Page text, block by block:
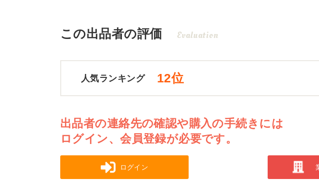
この出品者の評価 Evaluation
人気ランキング 12位
出品者の連絡先の確認や購入の手続きには
ログイン、会員登録が必要です。
ログイン